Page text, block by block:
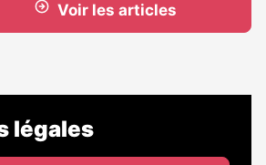
Voir les articles
légales